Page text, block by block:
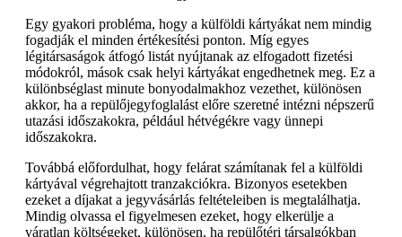
Egy gyakori probléma, hogy a külföldi kártyákat nem mindig
fogadják el minden értékesítési ponton. Míg egyes
légitársaságok átfogó listát nyújtanak az elfogadott fizetési
módokról, mások csak helyi kártyákat engedhetnek meg. Ez a
különbséglast minute bonyodalmakhoz vezethet, különösen
akkor, ha a repülőjegyfoglalást előre szeretné intézni népszerű
utazási időszakokra, például hétvégékre vagy ünnepi
időszakokra.
Továbbá előfordulhat, hogy felárat számítanak fel a külföldi
kártyával végrehajtott tranzakciókra. Bizonyos esetekben
ezeket a díjakat a jegyvásárlás feltételeiben is megtalálhatja.
Mindig olvassa el figyelmesen ezeket, hogy elkerülje a
váratlan költségeket, különösen, ha repülőtéri társalgókban